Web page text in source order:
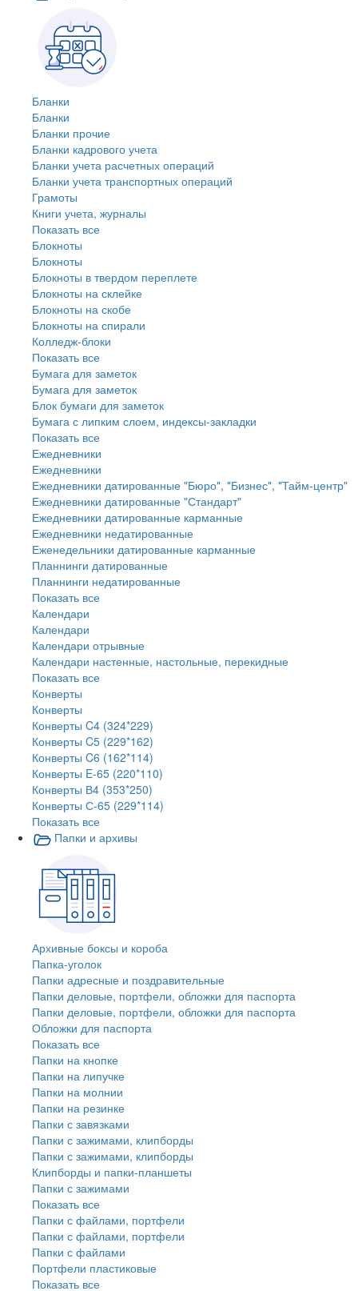
Бланки
Бланки
Бланки прочие
Бланки кадрового учета
Бланки учета расчетных операций
Бланки учета транспортных операций
Грамоты
Книги учета, журналы
Показать все
Блокноты
Блокноты
Блокноты в твердом переплете
Блокноты на склейке
Блокноты на скобе
Блокноты на спирали
Колледж-блоки
Показать все
Бумага для заметок
Бумага для заметок
Блок бумаги для заметок
Бумага с липким слоем, индексы-закладки
Показать все
Ежедневники
Ежедневники
Ежедневники датированные "Бюро", "Бизнес", "Тайм-центр"
Ежедневники датированные "Стандарт"
Ежедневники датированные карманные
Ежедневники недатированные
Еженедельники датированные карманные
Планнинги датированные
Планнинги недатированные
Показать все
Календари
Календари
Календари отрывные
Календари настенные, настольные, перекидные
Показать все
Конверты
Конверты
Конверты C4 (324*229)
Конверты C5 (229*162)
Конверты C6 (162*114)
Конверты E-65 (220*110)
Конверты В4 (353*250)
Конверты С-65 (229*114)
Показать все
Папки и архивы
Архивные боксы и короба
Папка-уголок
Папки адресные и поздравительные
Папки деловые, портфели, обложки для паспорта
Папки деловые, портфели, обложки для паспорта
Обложки для паспорта
Показать все
Папки на кнопке
Папки на липучке
Папки на молнии
Папки на резинке
Папки с завязками
Папки с зажимами, клипборды
Папки с зажимами, клипборды
Клипборды и папки-планшеты
Папки с зажимами
Показать все
Папки с файлами, портфели
Папки с файлами, портфели
Папки с файлами
Портфели пластиковые
Показать все